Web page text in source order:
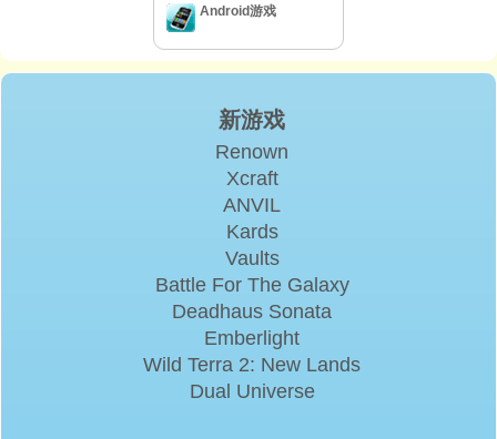
Android游戏
新游戏
Renown
Xcraft
ANVIL
Kards
Vaults
Battle For The Galaxy
Deadhaus Sonata
Emberlight
Wild Terra 2: New Lands
Dual Universe